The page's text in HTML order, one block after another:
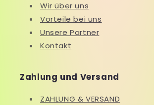
Wir über uns
Vorteile bei uns
Unsere Partner
Kontakt
Zahlung und Versand
ZAHLUNG & VERSAND